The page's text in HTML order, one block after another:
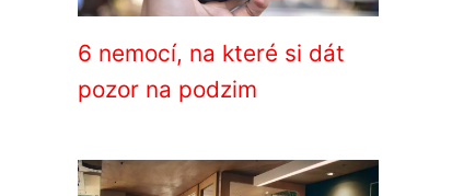
6 nemocí, na které si dát
pozor na podzim